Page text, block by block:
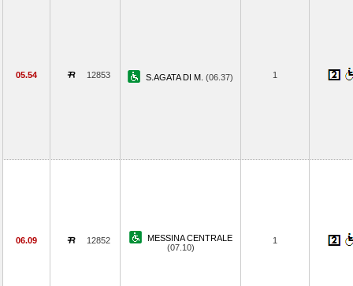
05.54 12853 S.AGATA DI M. (06.37) 1
06.09 12852
MESSINA CENTRALE
(07.10)
1